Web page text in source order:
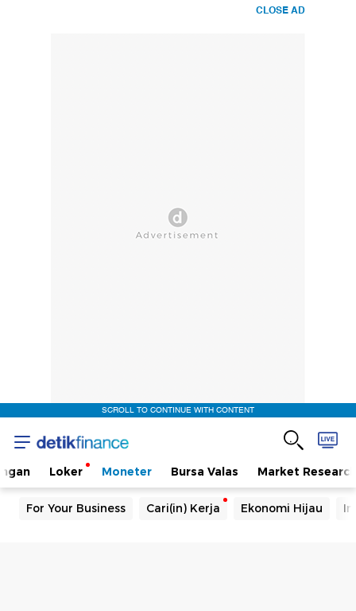
CLOSE AD
SCROLL TO CONTINUE WITH CONTENT
Loker Moneter Bursa Valas Market Research
For Your Business Cari(in) Kerja Ekonomi Hijau